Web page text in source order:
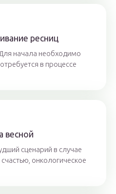
ресниц
начала необходимо
в процессе
весной
сценарий в случае
онкологическое